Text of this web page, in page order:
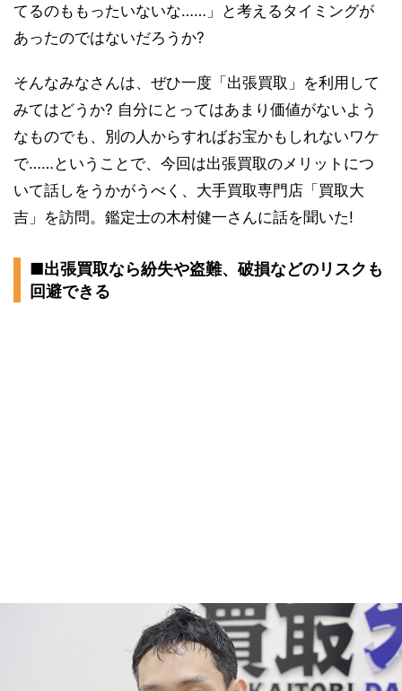
てるのももったいないな……」と考えるタイミングが
あったのではないだろうか?
そんなみなさんは、ぜひ一度「出張買取」を利用して
みてはどうか? 自分にとってはあまり価値がないよう
なものでも、別の人からすればお宝かもしれないワケ
で……ということで、今回は出張買取のメリットにつ
いて話しをうかがうべく、大手買取専門店「買取大
吉」を訪問。鑑定士の木村健一さんに話を聞いた!
■出張買取なら紛失や盗難、破損などのリスクも
回避できる